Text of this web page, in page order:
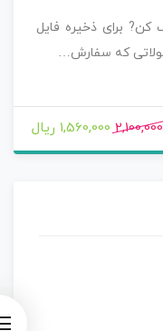
کن? برای ذخیره فایل
که سفارش…
2,100,000 1,560,000 ریال